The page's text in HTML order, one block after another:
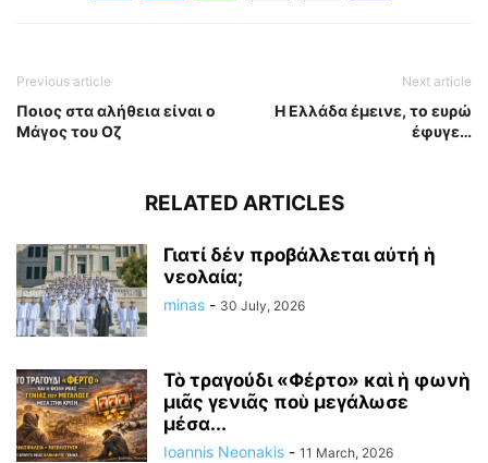
Previous article
Ποιος στα αλήθεια είναι ο
Μάγος του Οζ
Next article
Η Ελλάδα έμεινε, το ευρώ
έφυγε…
RELATED ARTICLES
Γιατί δέν προβάλλεται αὐτή ἡ
νεολαία;
minas - 30 July, 2026
Τὸ τραγούδι «Φέρτο» καὶ ἡ φωνὴ
μιᾶς γενιᾶς ποὺ μεγάλωσε
μέσα...
Ioannis Neonakis - 11 March, 2026